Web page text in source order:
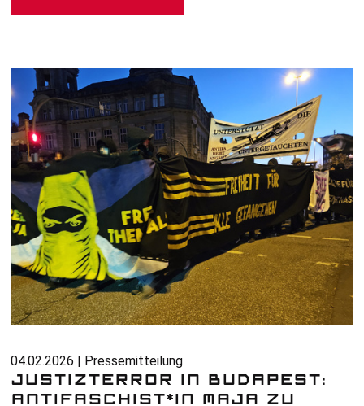
04.02.2026 | Pressemitteilung
JUSTIZTERROR IN BUDAPEST:
ANTIFASCHIST*IN MAJA ZU